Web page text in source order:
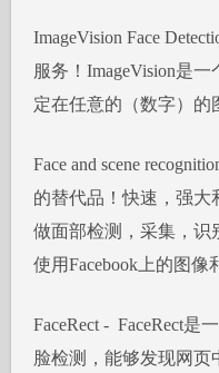
ImageVision Face
服务！ImageVision是
定在任意的（数字）的
Face and scene
的替代品！快速，强大
做面部检测，采集，识
使用Facebook上的图像
FaceRect - FaceRect是
脸检测，能够发现网